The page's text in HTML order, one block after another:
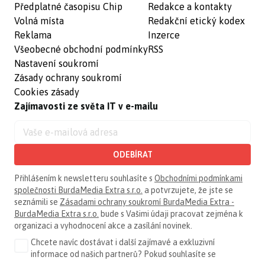
Předplatné časopisu Chip
Volná místa
Reklama
Všeobecné obchodní podmínky
Nastavení soukromí
Zásady ochrany soukromí
Cookies zásady
Redakce a kontakty
Redakční etický kodex
Inzerce
RSS
Zajímavosti ze světa IT v e-mailu
ODEBÍRAT
Přihlášením k newsletteru souhlasíte s Obchodními podmínkami
společnosti BurdaMedia Extra s.r.o. a potvrzujete, že jste se
seznámili se Zásadami ochrany soukromí BurdaMedia Extra -
BurdaMedia Extra s.r.o. bude s Vašimi údaji pracovat zejména k
organizaci a vyhodnocení akce a zasílání novinek.
Chcete navíc dostávat i další zajímavé a exkluzivní
informace od našich partnerů? Pokud souhlasíte se